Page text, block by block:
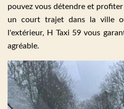
pouvez vous détendre et
un court trajet dans la ville
l'extérieur, H Taxi 59 vous
agréable.